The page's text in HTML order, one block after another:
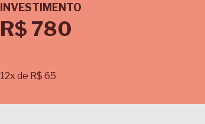
INVESTIMENTO
R$ 780
12x de R$ 65